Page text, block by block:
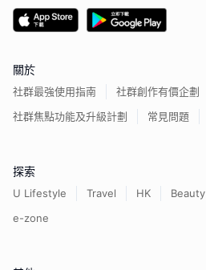
關於
社群最強使用指南
社群創作有價企劃
社群焦點功能及升級計劃
常見問題
探索
U Lifestyle Travel HK Beauty
e-zone